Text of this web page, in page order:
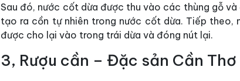
Sau đó, nước cốt dừa được thu vào các thùng gỗ
tạo ra cồn tự nhiên trong nước cốt dừa. Tiếp
được cho lại vào trong trái dừa và đóng nút lại.
3, Rượu cần – Đặc sản Cần Thơ